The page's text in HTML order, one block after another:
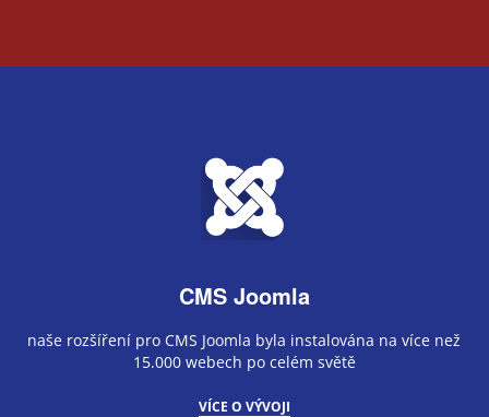
CMS Joomla
naše rozšíření pro CMS Joomla byla instalována na více než
15.000 webech po celém světě
VÍCE O VÝVOJI